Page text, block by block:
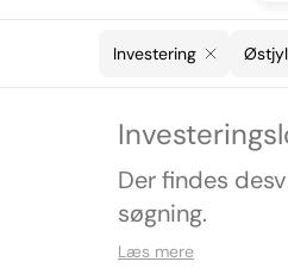
Investering
Der findes
søgning.
Læs mere